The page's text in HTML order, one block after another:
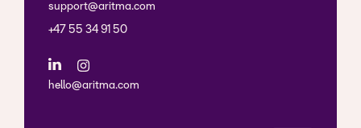
support@aritma.com
+47 55 34 91 50
hello@aritma.com